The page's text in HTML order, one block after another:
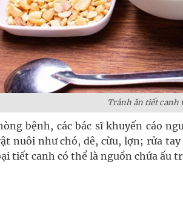
Tránh ăn tiết canh
bệnh, các bác sĩ khuyến cáo
nuôi như chó, dê, cừu, lợn; rửa
tiết canh có thể là nguồn chứa ấu